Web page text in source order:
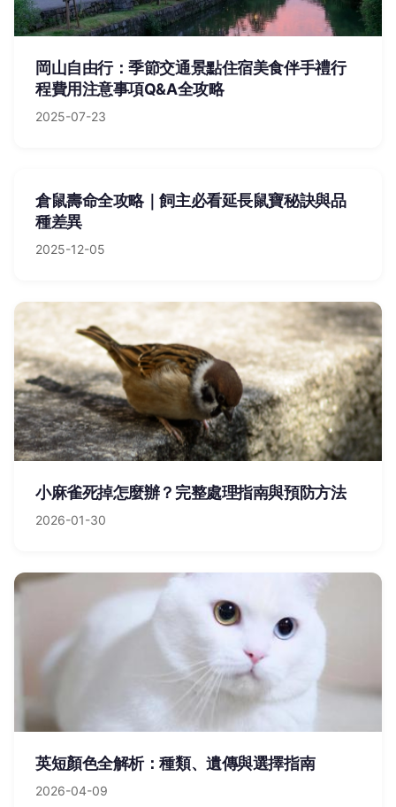
岡山自由行：季節交通景點住宿美食伴手禮行
程費用注意事項Q&A全攻略
2025-07-23
倉鼠壽命全攻略｜飼主必看延長鼠寶秘訣與品
種差異
2025-12-05
小麻雀死掉怎麼辦？完整處理指南與預防方法
2026-01-30
英短顏色全解析：種類、遺傳與選擇指南
2026-04-09